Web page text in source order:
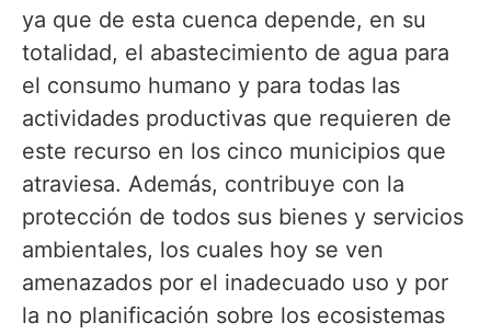
ya que de esta cuenca depende, en su
totalidad, el abastecimiento de agua para
el consumo humano y para todas las
actividades productivas que requieren de
este recurso en los cinco municipios que
atraviesa. Además, contribuye con la
protección de todos sus bienes y servicios
ambientales, los cuales hoy se ven
amenazados por el inadecuado uso y por
la no planificación sobre los ecosistemas